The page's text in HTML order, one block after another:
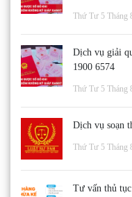
Thứ Tư 5 Tháng
Dịch vụ giải
1900 6574
Thứ Tư 5 Tháng
Dịch vụ soạn
Thứ Tư 5 Tháng
Tư vấn thủ